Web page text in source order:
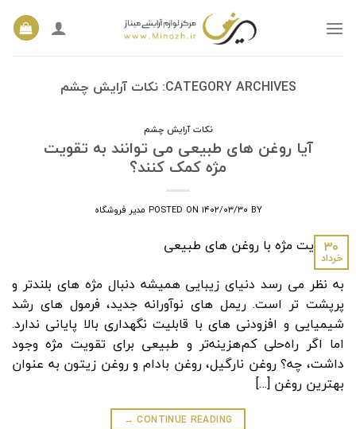
CATEGORY ARCHIVES: نکات آرایش چشم
نکات آرایش چشم
آیا روغن های طبیعی می توانند به تقویت
مژه کمک کنند؟
POSTED ON ۱۴۰۲/۰۳/۳۰ BY مدیر فروشگاه
۳۰
خرداد
به نظر می رسد دنیای زیبایی همیشه دنبال مژه های بلندتر و
پرپشت تر است. ریمل های نوآورانه جدید، فرمول های رشد
شیمیایی و افزودنی های با قابلیت نگهداری بالا پایانی ندارد.
اما اگر راه‌حلی کم‌هزینه‌تر و طبیعی برای تقویت مژه وجود
داشت، چه؟ روغن نارگیل، روغن بادام و روغن زیتون به عنوان
بهترین روغن […]
CONTINUE READING
→